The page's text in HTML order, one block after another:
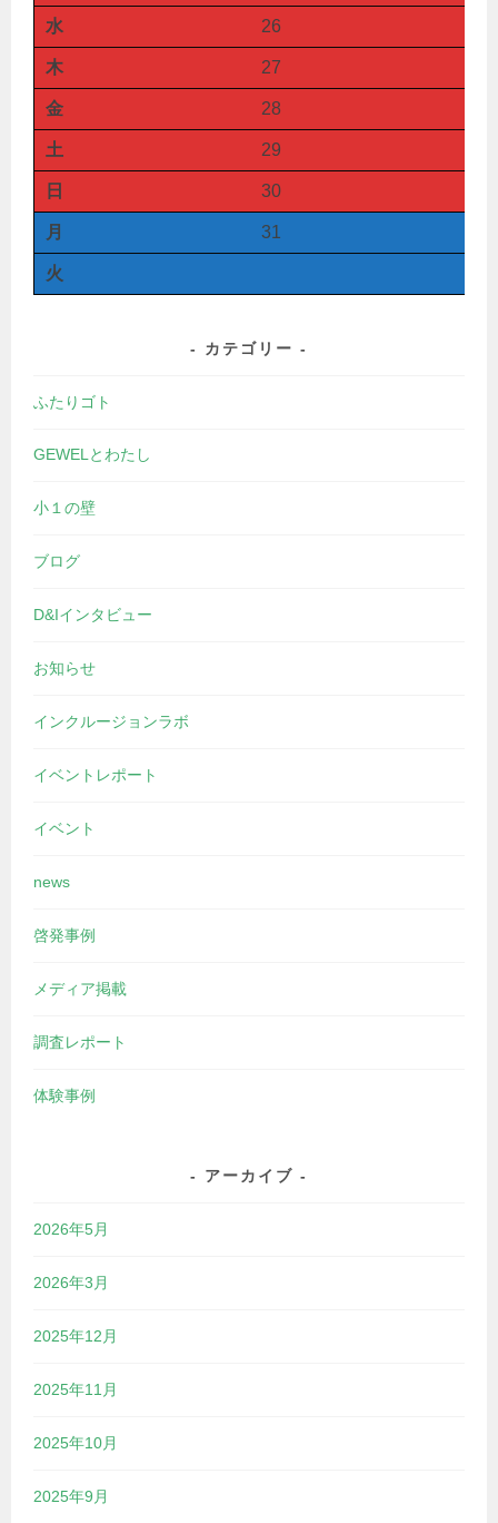
水 26
木 27
金 28
土 29
日 30
月 31
火
カテゴリー
ふたりゴト
GEWELとわたし
小１の壁
ブログ
D&Iインタビュー
お知らせ
インクルージョンラボ
イベントレポート
イベント
news
啓発事例
メディア掲載
調査レポート
体験事例
アーカイブ
2026年5月
2026年3月
2025年12月
2025年11月
2025年10月
2025年9月